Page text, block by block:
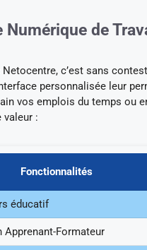
Numérique de
c’est sans
personnalisée leur
vos emplois du temps ou
valeur :
Fonctionnalités
éducatif
Formateur